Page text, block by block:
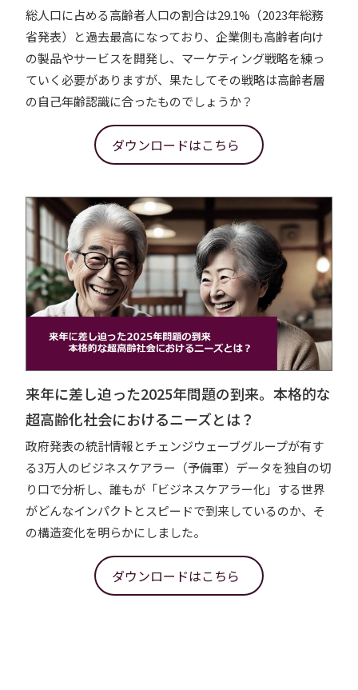
総人口に占める高齢者人口の割合は29.1%（2023年総務
省発表）と過去最高になっており、企業側も高齢者向け
の製品やサービスを開発し、マーケティング戦略を練っ
ていく必要がありますが、果たしてその戦略は高齢者層
の自己年齢認識に合ったものでしょうか？
ダウンロードはこちら
来年に差し迫った2025年問題の到来。本格的な
超高齢化社会におけるニーズとは？
政府発表の統計情報とチェンジウェーブグループが有す
る3万人のビジネスケアラー（予備軍）データを独自の切
り口で分析し、誰もが「ビジネスケアラー化」する世界
がどんなインパクトとスピードで到来しているのか、そ
の構造変化を明らかにしました。
ダウンロードはこちら